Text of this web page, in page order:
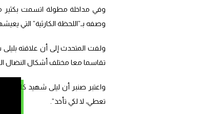
وفي مداخلة مطولة اتسمت بكثير
وصفه بـ”اللحظة الكارثية” التي
تقاسما معا مختلف أشكال النضال
واعتبر صنبر أن ليلى شهيد كانت
تعطي، لا لكي تأخذ”.